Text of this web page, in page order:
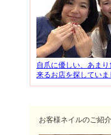
自爪に優しい、あま
来るお店を探していま
お客様ネイルのご紹介